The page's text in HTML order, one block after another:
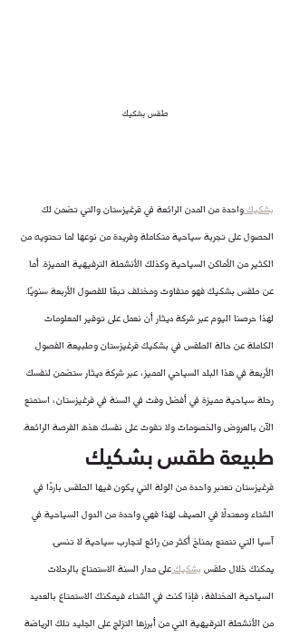
طقس بشكيك
بشكيك واحدة من المدن الرائعة في قرغيزستان والتي تضمن لك
الحصول على تجربة سياحية متكاملة وفريدة من نوعها لما تحتويه من
الكثير من الأماكن السياحية وكذلك الأنشطة الترفيهية المميزة. أما
عن طقس بشكيك فهو متفاوت ومختلف تبعًا للفصول الأربعة سنويًا.
لهذا حرصنا اليوم عبر شركة ديثار أن نعمل على توفير المعلومات
الكاملة عن حالة الطقس في بشكيك قرغيزستان وطبيعة الفصول
الأربعة في هذا البلد السياحي المميز، عبر شركة ديثار ستضمن لنفسك
رحلة سياحية مميزة في أفضل وقت في السنة في قرغيزستان، استمتع
الآن بالعروض والخصومات ولا تفوت على نفسك هذه الفرصة الرائعة.
طبيعة طقس بشكيك
قرغيزستان تعتبر واحدة من الولة التي يكون فيها الطقس باردًا في
الشتاء ومعتدلًا في الصيف لهذا فهي واحدة من الدول السياحية في
آسيا التي تتمتع بمناخ أكثر من رائع لتجارب سياحية لا تنسى.
يمكنك خلال طقس بشكيك على مدار السنة الاستمتاع بالرحلات
السياحية المختلفة، فإذا كنت في الشتاء فيمكنك الاستمتاع بالعديد
من الأنشطة الترفيهية التي من أبرزها التزلج على الجليد تلك الرياضة